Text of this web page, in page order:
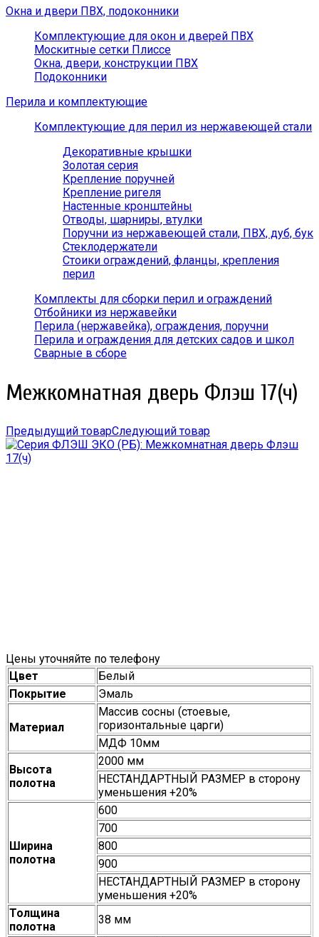
Окна и двери ПВХ, подоконники
Комплектующие для окон и дверей ПВХ
Москитные сетки Плиссе
Окна, двери, конструкции ПВХ
Подоконники
Перила и комплектующие
Комплектующие для перил из нержавеющей стали
Декоративные крышки
Золотая серия
Крепление поручней
Крепление ригеля
Настенные кронштейны
Отводы, шарниры, втулки
Поручни из нержавеющей стали, ПВХ, дуб, бук
Стеклодержатели
Стоики ограждений, фланцы, крепления
перил
Комплекты для сборки перил и ограждений
Отбойники из нержавейки
Перила (нержавейка), ограждения, поручни
Перила и ограждения для детских садов и школ
Сварные в сборе
Межкомнатная дверь Флэш 17(ч)
Предыдущий товарСледующий товар
Цены уточняйте по телефону
Цвет
Белый
Покрытие
Эмаль
Материал
Массив сосны (стоевые,
горизонтальные царги)
МДФ 10мм
Высота
полотна
2000 мм
НЕСТАНДАРТНЫЙ РАЗМЕР в сторону
уменьшения +20%
Ширина
полотна
600
700
800
900
НЕСТАНДАРТНЫЙ РАЗМЕР в сторону
уменьшения +20%
Толщина
полотна
38 мм